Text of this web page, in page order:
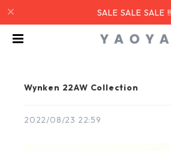
SALE SALE SALE !!
Wynken 22AW Collection
2022/08/23 22:59